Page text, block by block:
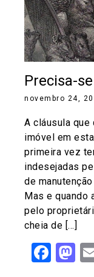
Precisa-
novembro 24,
A cláusula que
imóvel em
primeira vez
indesejadas
de
Mas e quando
pelo
cheia de […]